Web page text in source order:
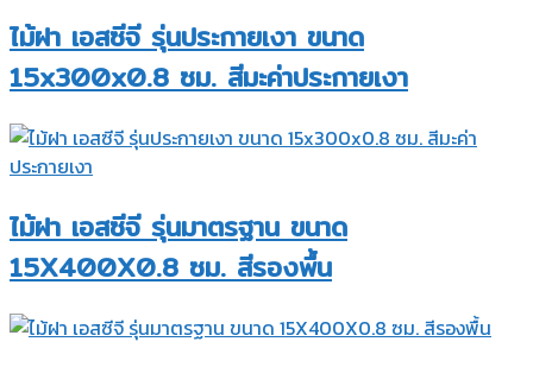
ไม้ฝา เอสซีจี รุ่นประกายเงา ขนาด
15x300x0.8 ซม. สีมะค่าประกายเงา
ไม้ฝา เอสซีจี รุ่นมาตรฐาน ขนาด
15X400X0.8 ซม. สีรองพื้น